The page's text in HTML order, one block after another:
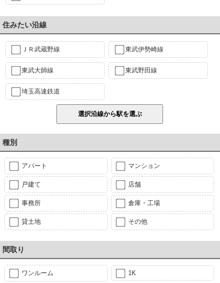
住みたい沿線
ＪＲ武蔵野線 東武伊勢崎線
東武大師線 東武野田線
埼玉高速鉄道
種別
アパート マンション
戸建て 店舗
事務所 倉庫・工場
貸土地 その他
間取り
ワンルーム 1K